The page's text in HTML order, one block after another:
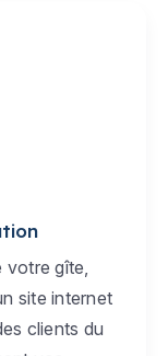
gîte,
site internet
clients du